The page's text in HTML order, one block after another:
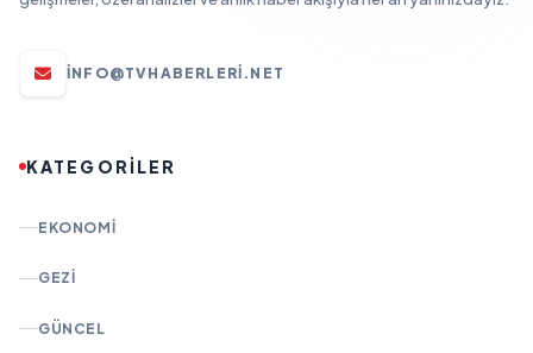
INFO@TVHABERLERI.NET
KATEGORİLER
EKONOMI
GEZI
GÜNCEL